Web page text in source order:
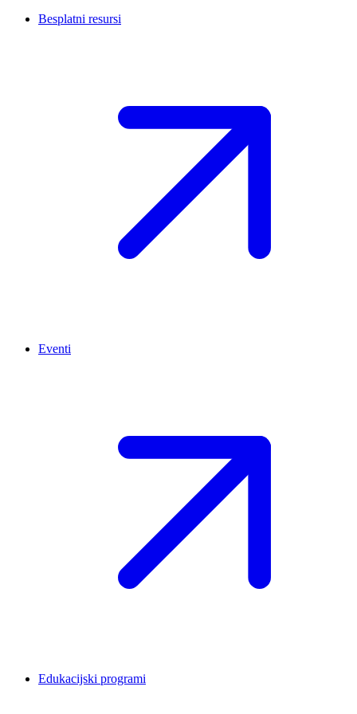
Besplatni resursi
Eventi
Edukacijski programi